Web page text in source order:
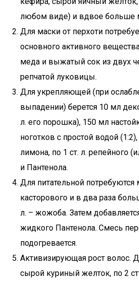
любом виде) и вдвое больше
Для маски от перхоти
основного активного
меда и выжатый сок из двух
репчатой луковицы.
Для укрепляющей (при
выпадении) берется 10 мл
л. его порошка), 150 мл
ноготков с простой водой
лимона, по 1 ст. л. репейного
и Пантенола.
Для питательной потребуются
касторового и в два раза
л. – жожоба. Затем
жидкого Пантенола. Смесь
подогревается.
Активизирующая рост волос.
сырой куриный желток, по 2